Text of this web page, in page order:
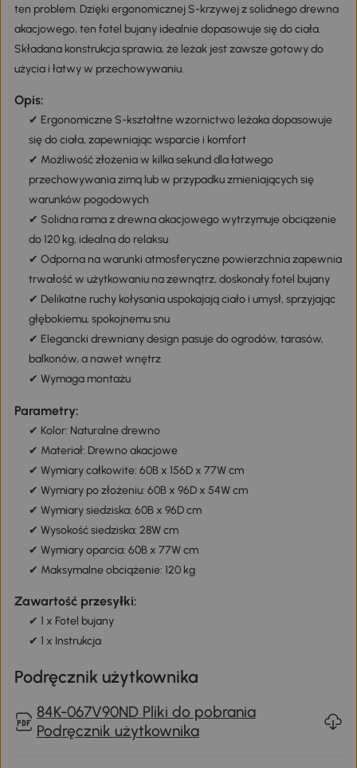
ten problem. Dzięki ergonomicznej S-krzywej z solidnego drewna
akacjowego, ten fotel bujany idealnie dopasowuje się do ciała.
Składana konstrukcja sprawia, że leżak jest zawsze gotowy do
użycia i łatwy w przechowywaniu.
Opis:
✔ Ergonomiczne S-kształtne wzornictwo leżaka dopasowuje
się do ciała, zapewniając wsparcie i komfort
✔ Możliwość złożenia w kilka sekund dla łatwego
przechowywania zimą lub w przypadku zmieniających się
warunków pogodowych
✔ Solidna rama z drewna akacjowego wytrzymuje obciążenie
do 120 kg, idealna do relaksu
✔ Odporna na warunki atmosferyczne powierzchnia zapewnia
trwałość w użytkowaniu na zewnątrz, doskonały fotel bujany
✔ Delikatne ruchy kołysania uspokajają ciało i umysł, sprzyjając
głębokiemu, spokojnemu snu
✔ Elegancki drewniany design pasuje do ogrodów, tarasów,
balkonów, a nawet wnętrz
✔ Wymaga montażu
Parametry:
✔ Kolor: Naturalne drewno
✔ Materiał: Drewno akacjowe
✔ Wymiary całkowite: 60B x 156D x 77W cm
✔ Wymiary po złożeniu: 60B x 96D x 54W cm
✔ Wymiary siedziska: 60B x 96D cm
✔ Wysokość siedziska: 28W cm
✔ Wymiary oparcia: 60B x 77W cm
✔ Maksymalne obciążenie: 120 kg
Zawartość przesyłki:
✔ 1 x Fotel bujany
✔ 1 x Instrukcja
Podręcznik użytkownika
84K-067V90ND Pliki do pobrania
Podręcznik użytkownika